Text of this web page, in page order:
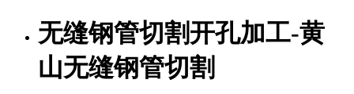
无缝钢管切割开孔加工-黄
山无缝钢管切割